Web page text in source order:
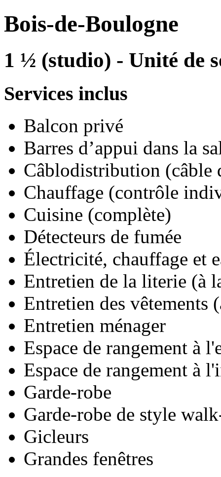
Bois-de-Boulogne
1 ½ (studio) - Unité de
Services inclus
Balcon privé
Barres d’appui dans la
Câblodistribution (câble
Chauffage (contrôle
Cuisine (complète)
Détecteurs de fumée
Électricité, chauffage et
Entretien de la literie (à
Entretien des vêtements
Entretien ménager
Espace de rangement à
Espace de rangement à
Garde-robe
Garde-robe de style
Gicleurs
Grandes fenêtres